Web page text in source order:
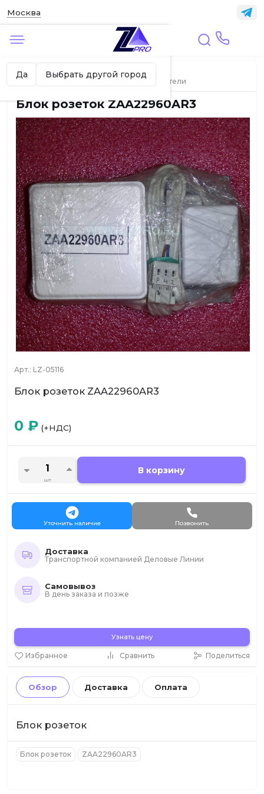
Москва
Москва ваш город?
Да Выбрать другой город
Главная
ЛИФТЫ
Датчики, выключатели, микропереключатели
Блок розеток ZAA22960AR3
Арт.: LZ-05116
Блок розеток ZAA22960AR3
Избранное Сравнить Поделиться
0 ₽ (+НДС)
шт.
В корзину
Уточнить наличие Позвонить
Доставка
Транспортной компанией Деловые Линии
Самовывоз
В день заказа и позже
Узнать цену
Обзор Доставка Оплата
Блок розеток
Блок розеток ZAA22960AR3